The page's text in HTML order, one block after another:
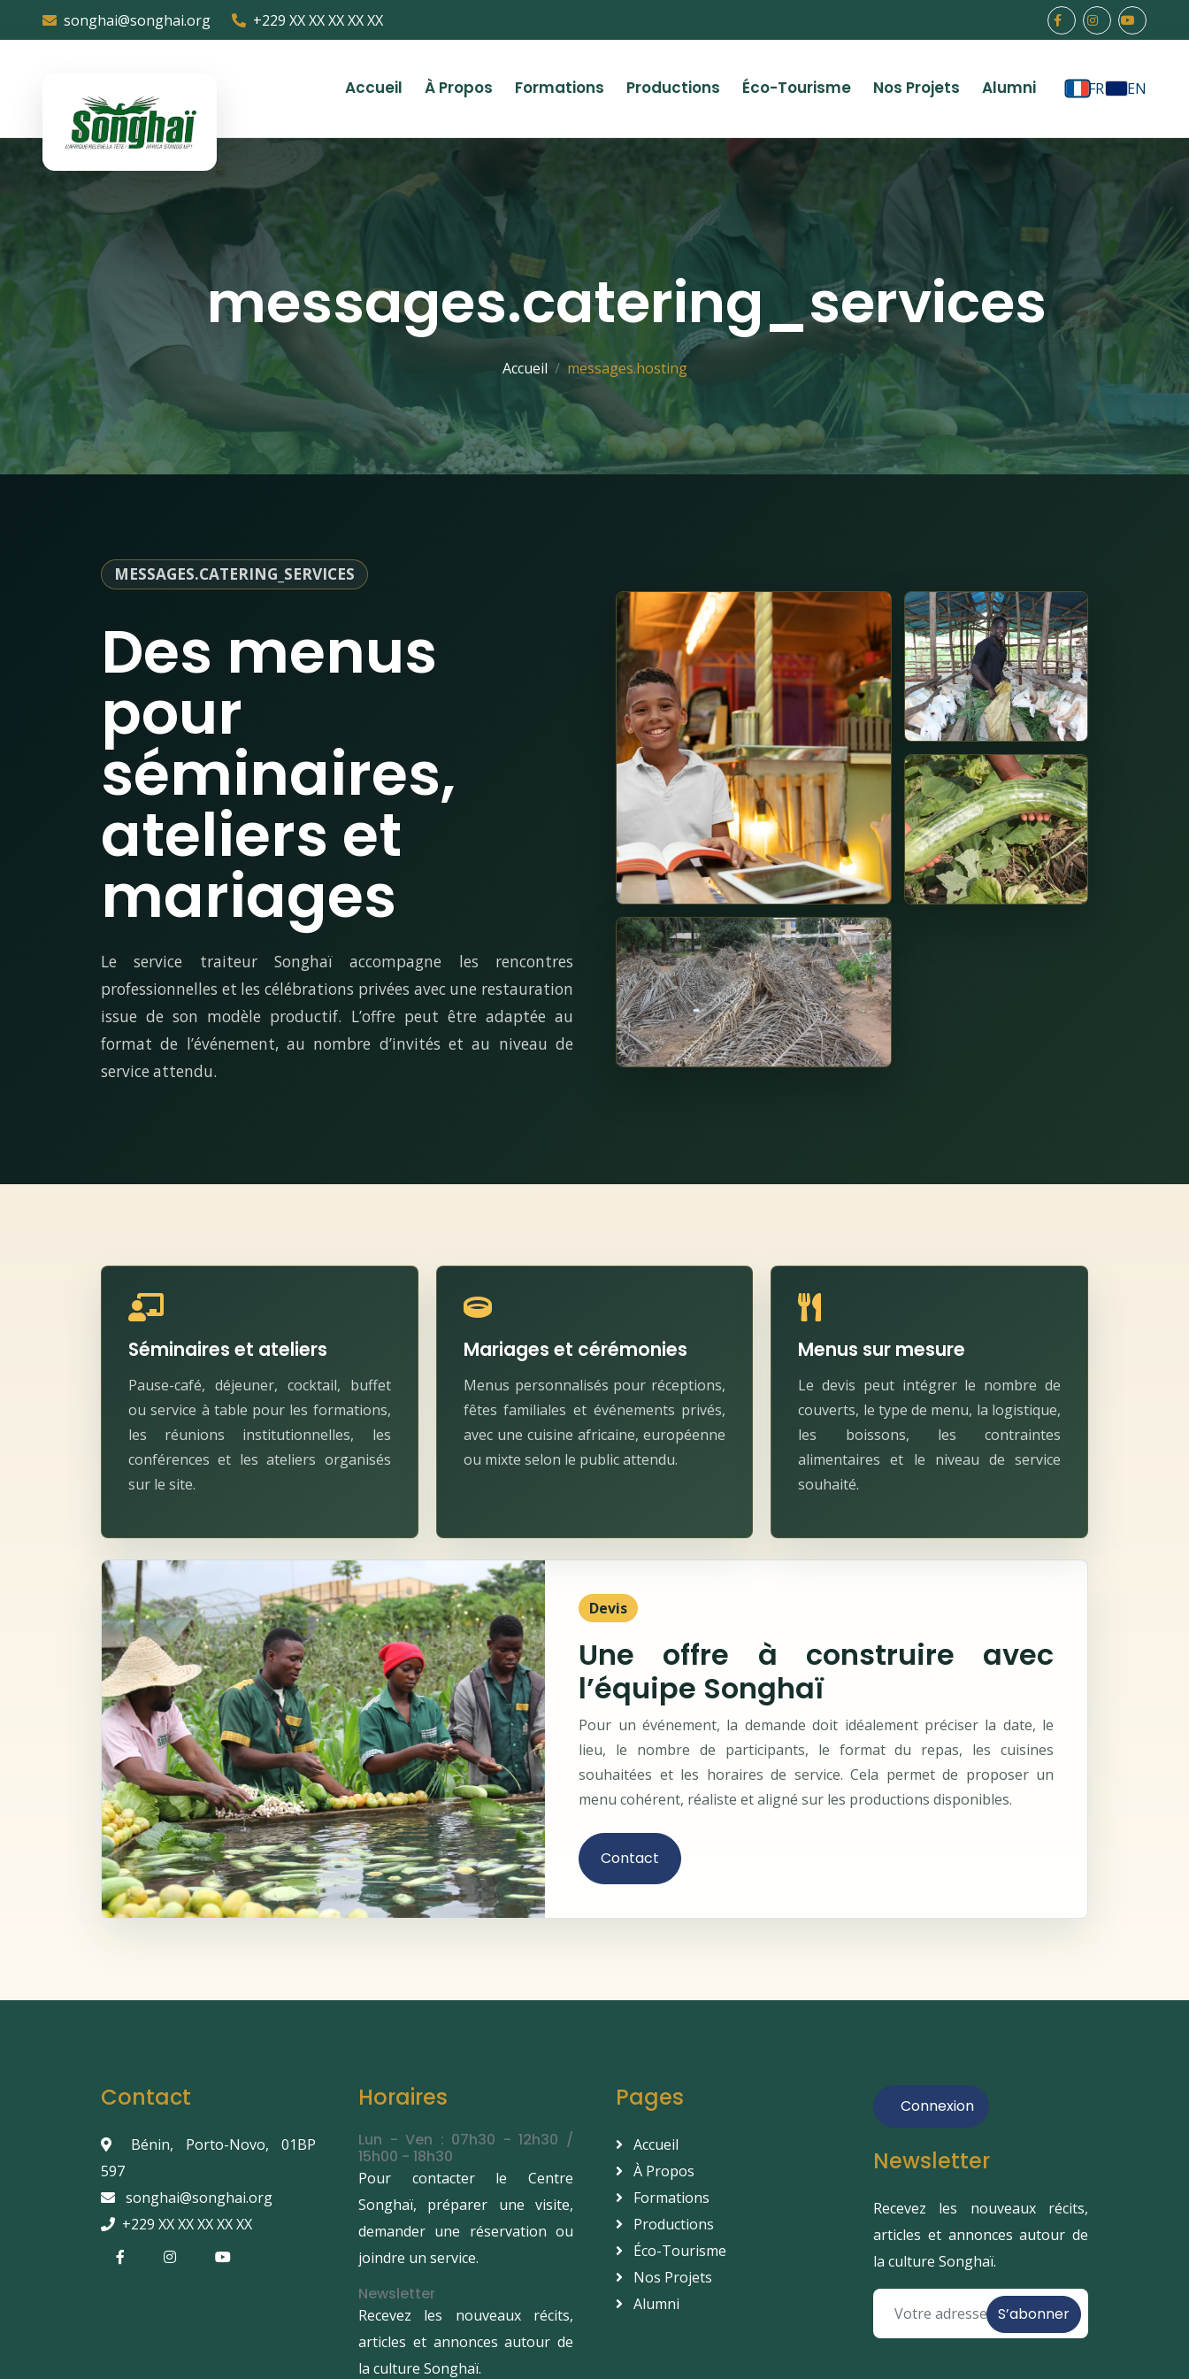
songhai@songhai.org +229 XX XX XX XX XX
Accueil À Propos Formations Productions Éco-Tourisme Nos Projets Alumni FR EN
messages.catering_services
Accueil messages.hosting
MESSAGES.CATERING_SERVICES
Des menus
pour
séminaires,
ateliers et
mariages
Le service traiteur Songhaï accompagne les rencontres
professionnelles et les célébrations privées avec une restauration
issue de son modèle productif. L’offre peut être adaptée au
format de l’événement, au nombre d’invités et au niveau de
service attendu.
Séminaires et ateliers
Pause-café, déjeuner, cocktail, buffet
ou service à table pour les formations,
les réunions institutionnelles, les
conférences et les ateliers organisés
sur le site.
Mariages et cérémonies
Menus personnalisés pour réceptions,
fêtes familiales et événements privés,
avec une cuisine africaine, européenne
ou mixte selon le public attendu.
Menus sur mesure
Le devis peut intégrer le nombre de
couverts, le type de menu, la logistique,
les boissons, les contraintes
alimentaires et le niveau de service
souhaité.
Devis
Une offre à construire avec
l’équipe Songhaï
Pour un événement, la demande doit idéalement préciser la date, le
lieu, le nombre de participants, le format du repas, les cuisines
souhaitées et les horaires de service. Cela permet de proposer un
menu cohérent, réaliste et aligné sur les productions disponibles.
Contact
Contact
Bénin, Porto-Novo, 01BP
597
songhai@songhai.org
+229 XX XX XX XX XX
Horaires
Lun - Ven : 07h30 - 12h30 /
15h00 - 18h30
Pour contacter le Centre
Songhaï, préparer une visite,
demander une réservation ou
joindre un service.
Newsletter
Recevez les nouveaux récits,
articles et annonces autour de
la culture Songhaï.
Pages
Accueil
À Propos
Formations
Productions
Éco-Tourisme
Nos Projets
Alumni
Connexion
Newsletter
Recevez les nouveaux récits,
articles et annonces autour de
la culture Songhaï.
S’abonner